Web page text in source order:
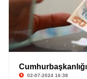
02-07-2024 16:38